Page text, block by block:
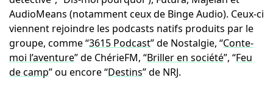
AudioMeans (notamment ceux de Binge Audio). Ceux-ci
viennent rejoindre les podcasts natifs produits par le
groupe, comme “3615 Podcast” de Nostalgie, “Conte-
moi l’aventure” de ChérieFM, “Briller en société”, “Feu
de camp” ou encore “Destins” de NRJ.